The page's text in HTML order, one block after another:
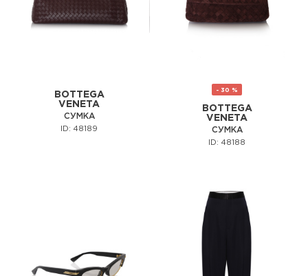
BOTTEGA
VENETA
СУМКА
ID: 48189
- 30 %
BOTTEGA
VENETA
СУМКА
ID: 48188